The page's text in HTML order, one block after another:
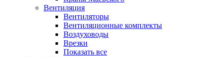
Вентиляция
Вентиляторы
Вентиляционные комплекты
Воздуховоды
Врезки
Показать все